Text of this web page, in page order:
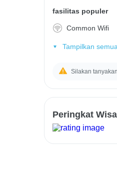
fasilitas populer
Common Wifi
Tampilkan
Silakan
Peringkat